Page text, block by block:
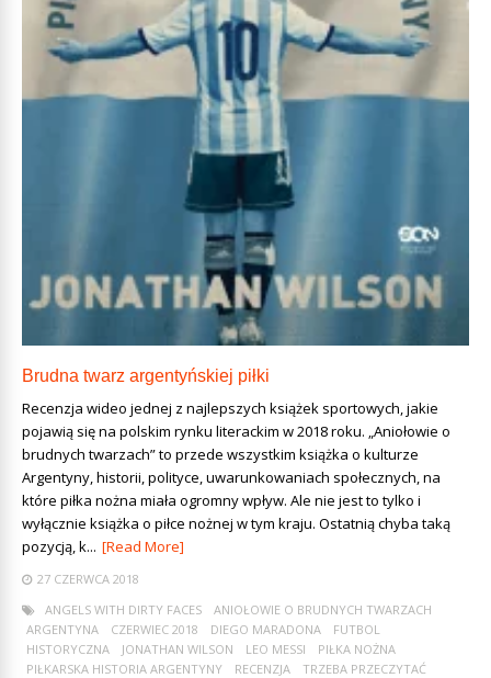
Brudna twarz argentyńskiej piłki
Recenzja wideo jednej z najlepszych książek sportowych, jakie
pojawią się na polskim rynku literackim w 2018 roku. „Aniołowie o
brudnych twarzach” to przede wszystkim książka o kulturze
Argentyny, historii, polityce, uwarunkowaniach społecznych, na
które piłka nożna miała ogromny wpływ. Ale nie jest to tylko i
wyłącznie książka o piłce nożnej w tym kraju. Ostatnią chyba taką
pozycją, k... [Read More]
27 CZERWCA 2018
ANGELS WITH DIRTY FACES
ANIOŁOWIE O BRUDNYCH TWARZACH
ARGENTYNA
CZERWIEC 2018 DIEGO MARADONA
FUTBOL
HISTORYCZNA
JONATHAN WILSON LEO MESSI
PIŁKA NOŻNA
PIŁKARSKA HISTORIA ARGENTYNY
RECENZJA
TRZEBA PRZECZYTAĆ